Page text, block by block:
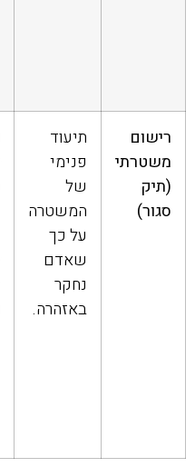
רישום
משטרתי
(תיק
סגור)
תיעוד
פנימי
של
המשטרה
על כך
שאדם
נחקר
באזהרה.